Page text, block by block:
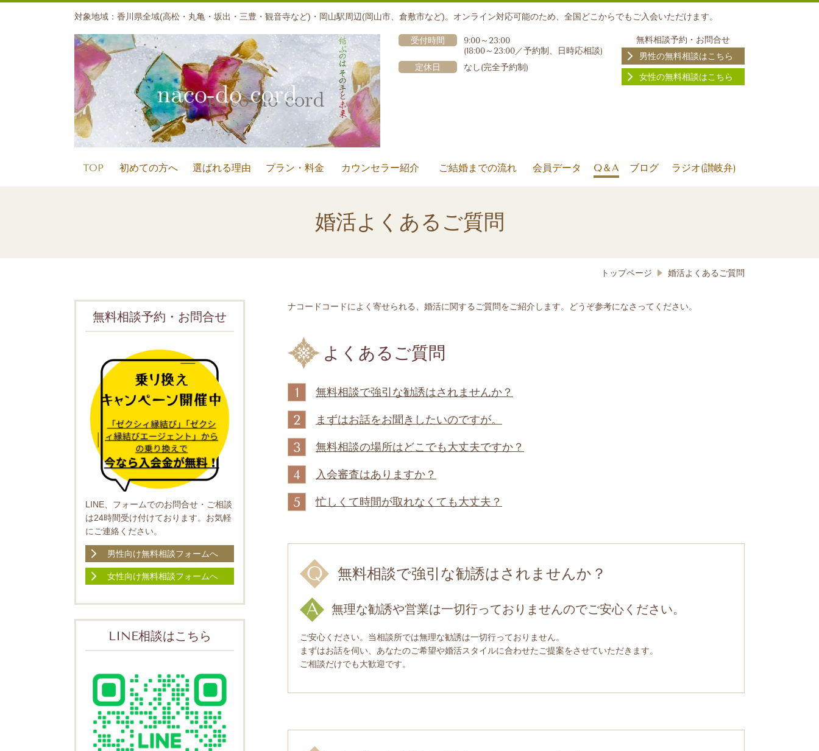
対象地域：香川県全域(高松・丸亀・坂出・三豊・観音寺など)・岡山駅周辺(岡山市、倉敷市など)。オンライン対応可能のため、全国どこからでもご入会いただけます。
受付時間
9:00～23:00
(18:00～23:00／予約制、日時応相談)
定休日
なし(完全予約制)
無料相談予約・お問合せ
男性の無料相談はこちら
女性の無料相談はこちら
TOP 初めての方へ 選ばれる理由 プラン・料金 カウンセラー紹介 ご結婚までの流れ 会員データ Q＆A ブログ ラジオ(讃岐弁)
婚活よくあるご質問
トップページ 婚活よくあるご質問
ナコードコードによく寄せられる、婚活に関するご質問をご紹介します。どうぞ参考になさってください。
よくあるご質問
1 無料相談で強引な勧誘はされませんか？
2 まずはお話をお聞きしたいのですが。
3 無料相談の場所はどこでも大丈夫ですか？
4 入会審査はありますか？
5 忙しくて時間が取れなくても大丈夫？
無料相談で強引な勧誘はされませんか？
無理な勧誘や営業は一切行っておりませんのでご安心ください。
ご安心ください。当相談所では無理な勧誘は一切行っておりません。
まずはお話を伺い、あなたのご希望や婚活スタイルに合わせたご提案をさせていただきます。
ご相談だけでも大歓迎です。
無料相談予約・お問合せ
LINE、フォームでのお問合せ・ご相談
は24時間受け付けております。お気軽
にご連絡ください。
男性向け無料相談フォームへ
女性向け無料相談フォームへ
LINE相談はこちら